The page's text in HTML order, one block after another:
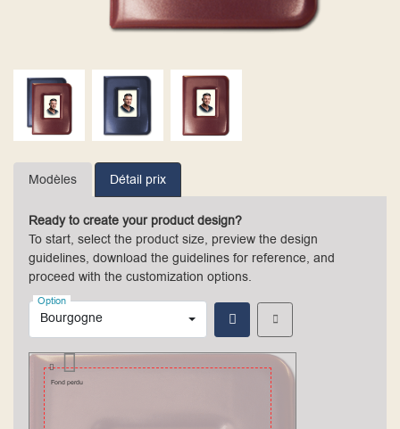
Modèles Détail prix
Ready to create your product design?
To start, select the product size, preview the design
guidelines, download the guidelines for reference, and
proceed with the customization options.
Bourgogne
Option
Fond perdu